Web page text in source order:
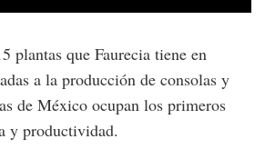
plantas que Faurecia tiene en
a la producción de consolas y
de México ocupan los primeros
y productividad.